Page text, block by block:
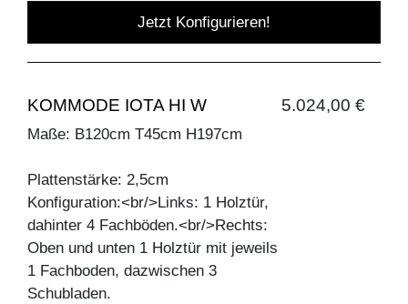
Jetzt Konfigurieren!
KOMMODE IOTA HI W 5.024,00 €
Maße: B120cm T45cm H197cm
Plattenstärke: 2,5cm
Konfiguration:<br/>Links: 1 Holztür,
dahinter 4 Fachböden.<br/>Rechts:
Oben und unten 1 Holztür mit jeweils
1 Fachboden, dazwischen 3
Schubladen.